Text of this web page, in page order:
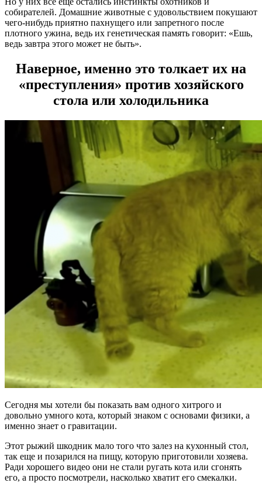
собирателей. Домашние животные с удовольствием покушают
чего-нибудь приятно пахнущего или запретного после
плотного ужина, ведь их генетическая память говорит: «Ешь,
ведь завтра этого может не быть».
Наверное, именно это толкает их на
«преступления» против хозяйского
стола или холодильника
Сегодня мы хотели бы показать вам одного хитрого и
довольно умного кота, который знаком с основами физики, а
именно знает о гравитации.
Этот рыжий шкодник мало того что залез на кухонный стол,
так еще и позарился на пищу, которую приготовили хозяева.
Ради хорошего видео они не стали ругать кота или сгонять
его, а просто посмотрели, насколько хватит его смекалки.